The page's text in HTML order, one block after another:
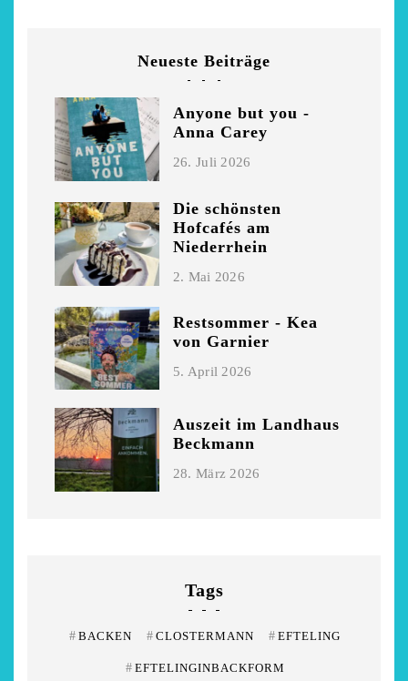
Neueste Beiträge
Anyone but you -
Anna Carey
26. Juli 2026
Die schönsten
Hofcafés am
Niederrhein
2. Mai 2026
Restsommer - Kea
von Garnier
5. April 2026
Auszeit im Landhaus
Beckmann
28. März 2026
Tags
# BACKEN # CLOSTERMANN # EFTELING
# EFTELINGINBACKFORM